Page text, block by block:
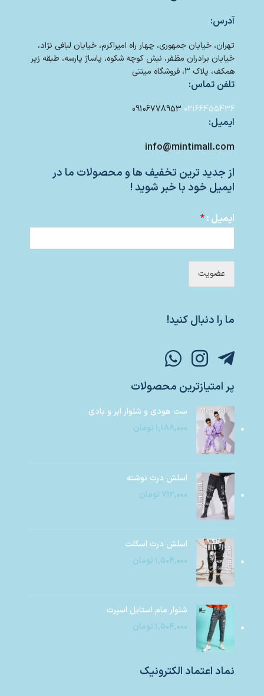
آدرس:
تهران، خیابان جمهوری، چهار راه امیراکرم، خیابان لبافی نژاد،
خیابان برادران مظفر، نبش کوچه شکوه، پاساژ پارسه، طبقه زیر
همکف، پلاک 3، فروشگاه مینتی
تلفن تماس:
02166455436
09106778953
ایمیل:
info@mintimall.com
از جدید ترین تخفیف ها و محصولات ما در
ایمیل خود با خبر شوید !
ایمیل :*
عضویت
ما را دنبال کنید!
پر امتیازترین محصولات
ست هودی و شلوار ابر و بادی
۱,۱۸۸,۰۰۰ تومان
اسلش درث نوشته
۷۱۲,۰۰۰ تومان
اسلش درث اسکلت
۱,۵۰۴,۰۰۰ تومان
شلوار مام استایل اسپرت
۱,۵۰۴,۰۰۰ تومان
نماد اعتماد الکترونیک